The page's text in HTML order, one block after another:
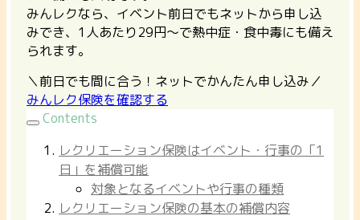
みんレクなら、イベント前日でもネットから申し込
みでき、1人あたり29円〜で熱中症・食中毒にも備え
られます。
＼前日でも間に合う！ネットでかんたん申し込み／
みんレク保険を確認する
Contents
レクリエーション保険はイベント・行事の「1
日」を補償可能
対象となるイベントや行事の種類
レクリエーション保険の基本の補償内容